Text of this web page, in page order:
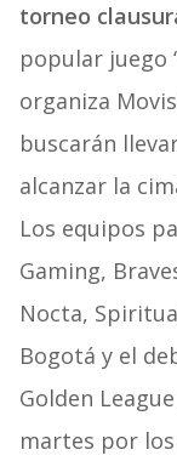
torneo
popular juego
organiza
buscarán
alcanzar la
Los equipos
Gaming,
Nocta,
Bogotá y el
Golden
martes por